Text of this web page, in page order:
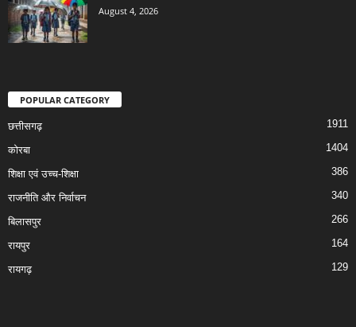
August 4, 2026
POPULAR CATEGORY
छत्तीसगढ़ 1911
कोरबा 1404
शिक्षा एवं उच्च-शिक्षा 386
राजनीति और निर्वाचन 340
बिलासपुर 266
रायपुर 164
रायगढ़ 129